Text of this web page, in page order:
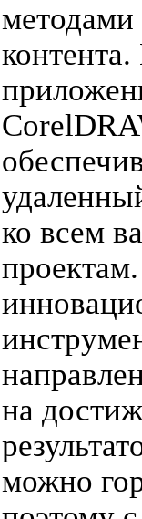
методами
ко всем
на
можно